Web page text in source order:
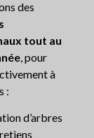
des
tout au
, pour
à
:
d’arbres